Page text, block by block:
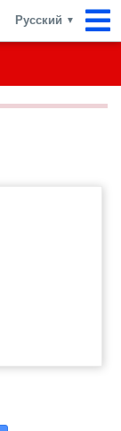
Русский ▼